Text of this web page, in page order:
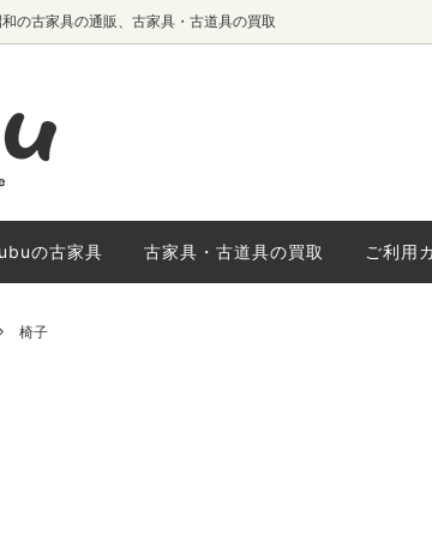
の古家具の通販、古家具・古道具の買取
の古家具 古家具・古道具の買取 ご利用
椅子